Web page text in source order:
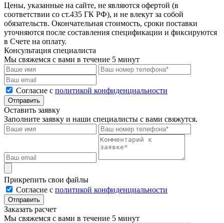
Цены, указанные на сайте, не являются офертой (в
соответствии со ст.435 ГК РФ), и не влекут за собой
обязательств. Окончательная стоимость, сроки поставки
уточняются после составления спецификации и фиксируются
в Счете на оплату.
Консультация специалиста
Мы свяжемся с вами в течение 5 минут
Cогласие с политикой конфиденциальности
Отправить
Оставить заявку
Заполните заявку и наши специалисты с вами свяжутся.
Прикрепить свои файлы
Cогласие с политикой конфиденциальности
Отправить
Заказать расчет
Мы свяжемся с вами в течение 5 минут